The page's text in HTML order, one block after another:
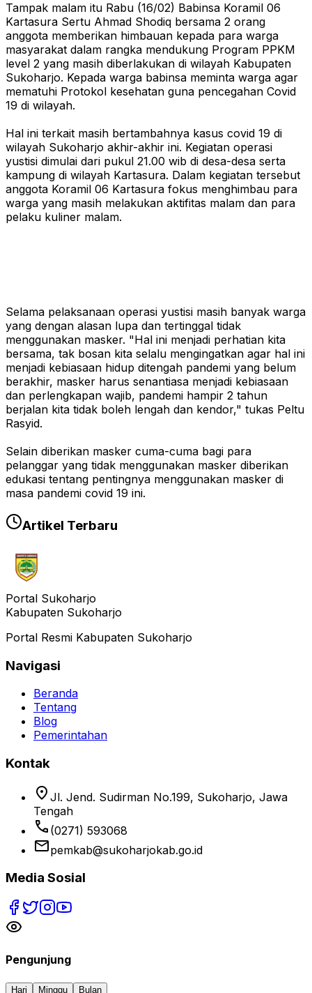
Tampak malam itu Rabu (16/02) Babinsa Koramil 06
Kartasura Sertu Ahmad Shodiq bersama 2 orang
anggota memberikan himbauan kepada para warga
masyarakat dalam rangka mendukung Program PPKM
level 2 yang masih diberlakukan di wilayah Kabupaten
Sukoharjo. Kepada warga babinsa meminta warga agar
mematuhi Protokol kesehatan guna pencegahan Covid
19 di wilayah.
Hal ini terkait masih bertambahnya kasus covid 19 di
wilayah Sukoharjo akhir-akhir ini. Kegiatan operasi
yustisi dimulai dari pukul 21.00 wib di desa-desa serta
kampung di wilayah Kartasura. Dalam kegiatan tersebut
anggota Koramil 06 Kartasura fokus menghimbau para
warga yang masih melakukan aktifitas malam dan para
pelaku kuliner malam.
Selama pelaksanaan operasi yustisi masih banyak warga
yang dengan alasan lupa dan tertinggal tidak
menggunakan masker. "Hal ini menjadi perhatian kita
bersama, tak bosan kita selalu mengingatkan agar hal ini
menjadi kebiasaan hidup ditengah pandemi yang belum
berakhir, masker harus senantiasa menjadi kebiasaan
dan perlengkapan wajib, pandemi hampir 2 tahun
berjalan kita tidak boleh lengah dan kendor," tukas Peltu
Rasyid.
Selain diberikan masker cuma-cuma bagi para
pelanggar yang tidak menggunakan masker diberikan
edukasi tentang pentingnya menggunakan masker di
masa pandemi covid 19 ini.
Artikel Terbaru
Portal Sukoharjo
Kabupaten Sukoharjo
Portal Resmi Kabupaten Sukoharjo
Navigasi
Beranda
Tentang
Blog
Pemerintahan
Kontak
location_on Jl. Jend. Sudirman No.199, Sukoharjo, Jawa
Tengah
phone (0271) 593068
emailpemkab@sukoharjokab.go.id
Media Sosial
Pengunjung
Hari Minggu Bulan